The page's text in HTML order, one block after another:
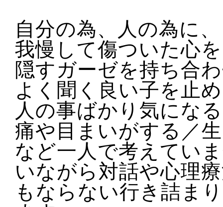
自分の為、人の為に
我慢して傷ついた心
隠すガーゼを持ち合
よく聞く良い子を止
人の事ばかり気にな
痛や目まいがする／
など一人で考えてい
いながら対話や心理
もならない行き詰ま